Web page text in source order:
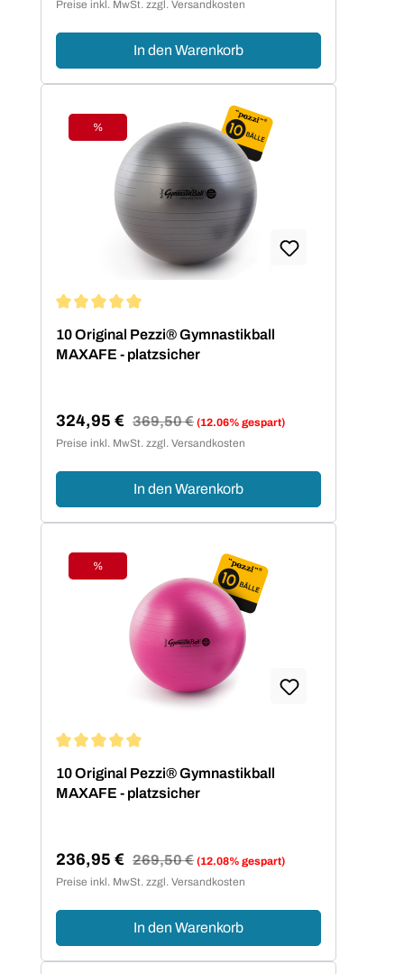
Preise inkl. MwSt. zzgl. Versandkosten
In den Warenkorb
Rabatt
%
10 Original Pezzi® Gymnastikball
MAXAFE - platzsicher
Verkaufspreis:
324,95 € Regulärer Preis:
369,50 € (12.06% gespart)
Preise inkl. MwSt. zzgl. Versandkosten
In den Warenkorb
Rabatt
%
10 Original Pezzi® Gymnastikball
MAXAFE - platzsicher
Verkaufspreis:
236,95 € Regulärer Preis:
269,50 € (12.08% gespart)
Preise inkl. MwSt. zzgl. Versandkosten
In den Warenkorb